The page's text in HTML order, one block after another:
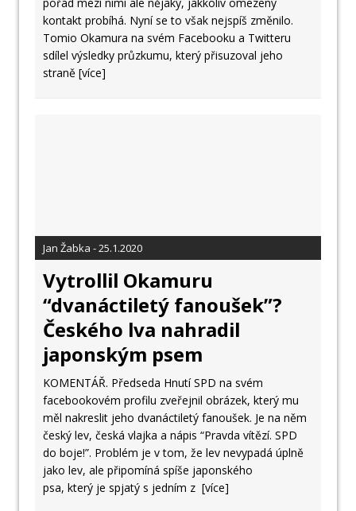
kontakt probíhá. Nyní se to však nejspíš změnilo.
Tomio Okamura na svém Facebooku a Twitteru
sdílel výsledky průzkumu, který přisuzoval jeho
straně [více]
Jan Žabka - 25.1.2020
Vytrollil Okamuru
“dvanáctiletý fanoušek”?
Českého lva nahradil
japonským psem
KOMENTÁŘ. Předseda Hnutí SPD na svém
facebookovém profilu zveřejnil obrázek, který mu
měl nakreslit jeho dvanáctiletý fanoušek. Je na něm
český lev, česká vlajka a nápis “Pravda vítězí. SPD
do boje!”. Problém je v tom, že lev nevypadá úplně
jako lev, ale připomíná spíše japonského
psa, který je spjatý s jedním z [více]